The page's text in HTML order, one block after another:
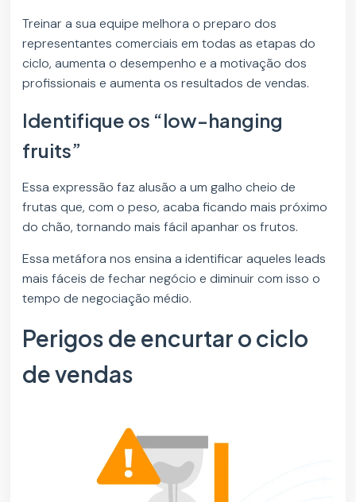
Treinar a sua equipe melhora o preparo dos
representantes comerciais em todas as etapas do
ciclo, aumenta o desempenho e a motivação dos
profissionais e aumenta os resultados de vendas.
Identifique os “low-hanging
fruits”
Essa expressão faz alusão a um galho cheio de
frutas que, com o peso, acaba ficando mais próximo
do chão, tornando mais fácil apanhar os frutos.
Essa metáfora nos ensina a identificar aqueles leads
mais fáceis de fechar negócio e diminuir com isso o
tempo de negociação médio.
Perigos de encurtar o ciclo
de vendas